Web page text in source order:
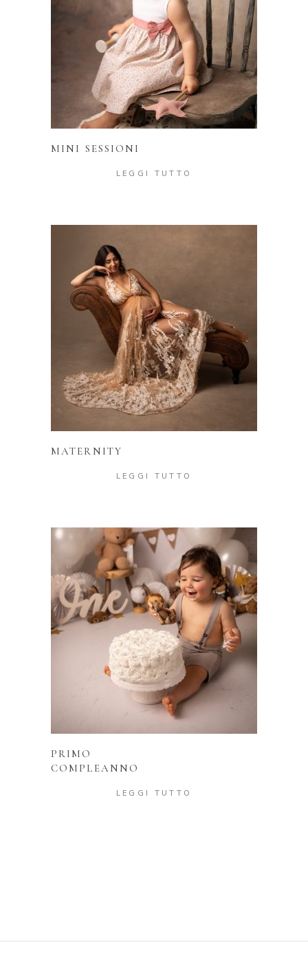
LEGGI TUTTO
MINI SESSIONI
LEGGI TUTTO
LEGGI TUTTO
MATERNITY
LEGGI TUTTO
LEGGI TUTTO
PRIMO
COMPLEANNO
LEGGI TUTTO